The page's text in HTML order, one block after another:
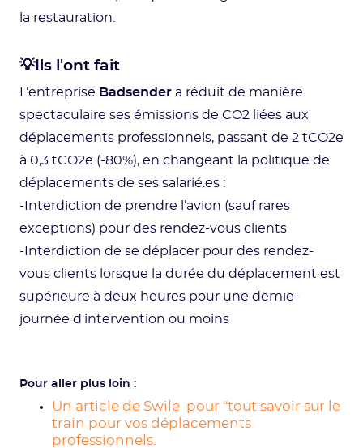
la restauration.
💡Ils l'ont fait
L’entreprise Badsender a réduit de manière
spectaculaire ses émissions de CO2 liées aux
déplacements professionnels, passant de 2 tCO2e
à 0,3 tCO2e (-80%), en changeant la politique de
déplacements de ses salarié.es :
-Interdiction de prendre l’avion (sauf rares
exceptions) pour des rendez-vous clients
-Interdiction de se déplacer pour des rendez-
vous clients lorsque la durée du déplacement est
supérieure à deux heures pour une demie-
journée d'intervention ou moins
Pour aller plus loin :
Un article de Swile pour “tout savoir sur le
train pour vos déplacements
professionnels.